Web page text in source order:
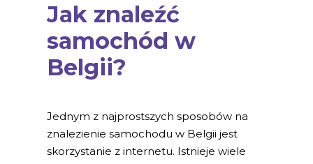
Jak znaleźć
samochód w
Belgii?
Jednym z najprostszych sposobów na
znalezienie samochodu w Belgii jest
skorzystanie z internetu. Istnieje wiele